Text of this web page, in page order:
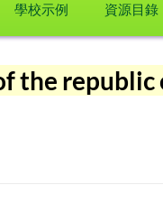
學校示例
資源目錄
the republic